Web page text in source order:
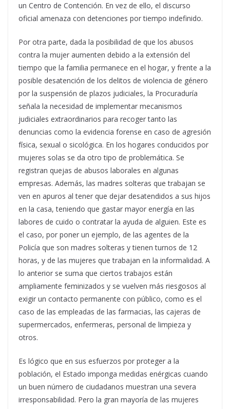
un Centro de Contención. En vez de ello, el discurso
oficial amenaza con detenciones por tiempo indefinido.
Por otra parte, dada la posibilidad de que los abusos
contra la mujer aumenten debido a la extensión del
tiempo que la familia permanece en el hogar, y frente a la
posible desatención de los delitos de violencia de género
por la suspensión de plazos judiciales, la Procuraduría
señala la necesidad de implementar mecanismos
judiciales extraordinarios para recoger tanto las
denuncias como la evidencia forense en caso de agresión
física, sexual o sicológica. En los hogares conducidos por
mujeres solas se da otro tipo de problemática. Se
registran quejas de abusos laborales en algunas
empresas. Además, las madres solteras que trabajan se
ven en apuros al tener que dejar desatendidos a sus hijos
en la casa, teniendo que gastar mayor energía en las
labores de cuido o contratar la ayuda de alguien. Este es
el caso, por poner un ejemplo, de las agentes de la
Policía que son madres solteras y tienen turnos de 12
horas, y de las mujeres que trabajan en la informalidad. A
lo anterior se suma que ciertos trabajos están
ampliamente feminizados y se vuelven más riesgosos al
exigir un contacto permanente con público, como es el
caso de las empleadas de las farmacias, las cajeras de
supermercados, enfermeras, personal de limpieza y
otros.
Es lógico que en sus esfuerzos por proteger a la
población, el Estado imponga medidas enérgicas cuando
un buen número de ciudadanos muestran una severa
irresponsabilidad. Pero la gran mayoría de las mujeres